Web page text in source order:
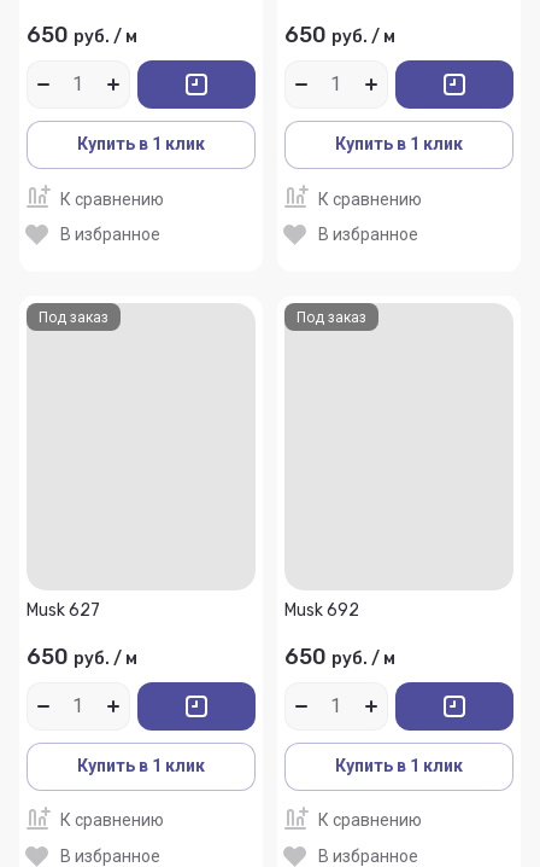
650 руб. / м
Купить в 1 клик
К сравнению
В избранное
650 руб. / м
Купить в 1 клик
К сравнению
В избранное
Под заказ
Musk 627
650 руб. / м
Купить в 1 клик
К сравнению
В избранное
Под заказ
Musk 692
650 руб. / м
Купить в 1 клик
К сравнению
В избранное